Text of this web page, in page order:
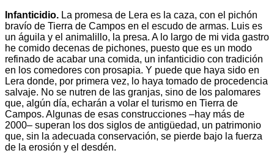
Infanticidio. La promesa de Lera es la caza, con el pichón
bravío de Tierra de Campos en el escudo de armas. Luis es
un águila y el animalillo, la presa. A lo largo de mi vida gastro
he comido decenas de pichones, puesto que es un modo
refinado de acabar una comida, un infanticidio con tradición
en los comedores con prosapia. Y puede que haya sido en
Lera donde, por primera vez, lo haya tomado de procedencia
salvaje. No se nutren de las granjas, sino de los palomares
que, algún día, echarán a volar el turismo en Tierra de
Campos. Algunas de esas construcciones –hay más de
2000– superan los dos siglos de antigüedad, un patrimonio
que, sin la adecuada conservación, se pierde bajo la fuerza
de la erosión y el desdén.